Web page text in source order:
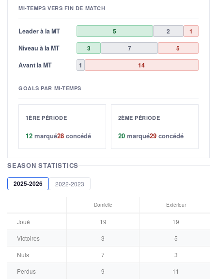
MI-TEMPS VERS FIN DE MATCH
Leader à la MT 5 2
1
Niveau à la MT
3 7
5
Avant la MT
1 14
GOALS PAR MI-TEMPS
1ÈRE PÉRIODE
12 marqué28 concédé
2ÈME PÉRIODE
20 marqué29 concédé
SEASON STATISTICS
2025-2026 2022-2023
Domicile Extérieur
Joué 19
19
Victoires
3
5
Nuls
7
3
Perdus
9 11